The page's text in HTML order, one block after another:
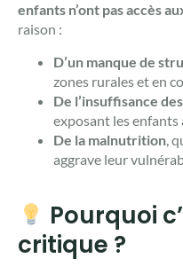
enfants n’ont pas accès
raison :
D’un manque de
zones rurales et en
De l’insuffisance
exposant les enfants
De la malnutrition ,
aggrave leur
Pourquoi
critique ?